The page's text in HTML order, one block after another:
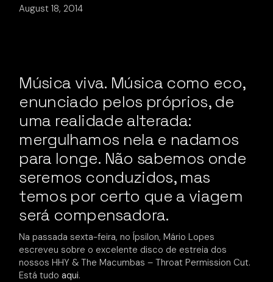
August 18, 2014
Música viva. Música como eco,
enunciado pelos próprios, de
uma realidade alterada:
mergulhamos nela e nadamos
para longe. Não sabemos onde
seremos conduzidos, mas
temos por certo que a viagem
será compensadora.
Na passada sexta-feira, no Ípsilon, Mário Lopes
escreveu sobre o excelente disco de estreia dos
nossos HHY & The Macumbas – Throat Permission Cut.
Está tudo aqui.